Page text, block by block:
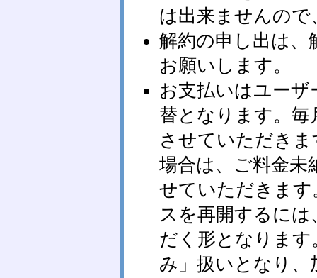
は出来ませんの
解約の申し出は、
お願いします。
お支払いはユーザ
替となります。毎
させていただき
場合は、ご料金未
せていただきま
スを再開するに
だく形となりま
み」扱いとなり、